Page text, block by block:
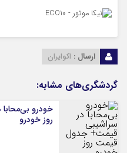
ارسال : اکوایران
گردشگری‌های مشابه:
خودرو
روز خودرو